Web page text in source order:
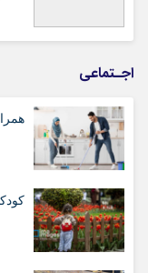
اجـتماعی